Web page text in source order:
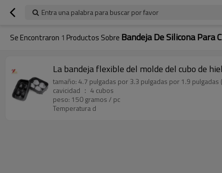
Entra una palabra para buscar por favor
Se Encontraron 1 Productos Sobre Bandeja De Silicona Para
La bandeja flexible del molde del cubo de
tamaño: 4.7 pulgadas por 3.3 pulgadas por 1.9 pulgadas
cavicidad ： 4 cubos
peso: 150 gramos / pc
Temperatura d